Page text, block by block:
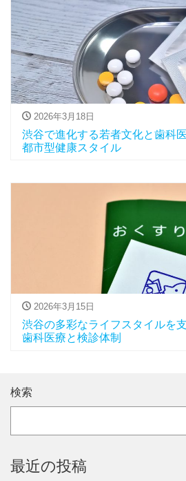
2026年3月18日
渋谷で進化する若者文化と歯科
都市型健康スタイル
2026年3月15日
渋谷の多彩なライフスタイルを
歯科医療と検診体制
検索
最近の投稿